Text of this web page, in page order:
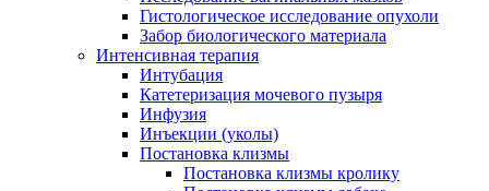
Гистологическое исследование опухоли
Забор биологического материала
Интенсивная терапия
Интубация
Катетеризация мочевого пузыря
Инфузия
Инъекции (уколы)
Постановка клизмы
Постановка клизмы кролику